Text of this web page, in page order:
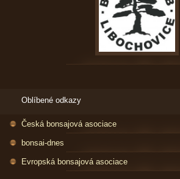
Oblíbené odkazy
Česká bonsajová asociace
bonsai-dnes
Evropská bonsajová asociace